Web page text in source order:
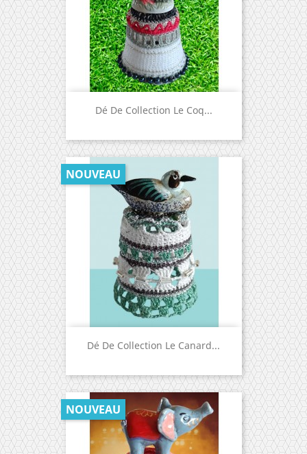
Dé De Collection Le Coq...
Dé De Collection Le Canard...
NOUVEAU
NOUVEAU